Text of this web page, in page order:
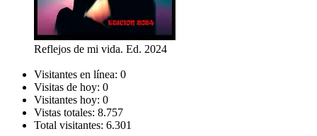
Reflejos de mi vida. Ed. 2024
Visitantes en línea: 0
Visitas de hoy: 0
Visitantes hoy: 0
Vistas totales: 8.757
Total visitantes: 6.301